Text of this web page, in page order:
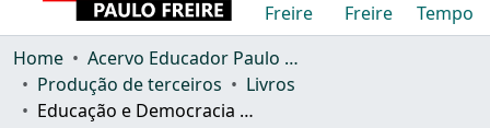
Freire
Freire
Tempo
Home
Acervo Educador Paulo Freire
Produção de terceiros
Livros
Educação e Democracia - Política e Educação na América Latina: Paulo Freire e a educação popular